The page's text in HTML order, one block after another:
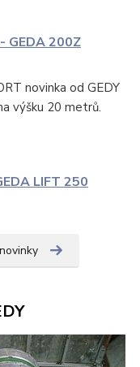
GEDA 200Z
novinka od GEDY
výšku 20 metrů.
LIFT 250